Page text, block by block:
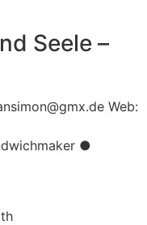
Seele –
Web:
●